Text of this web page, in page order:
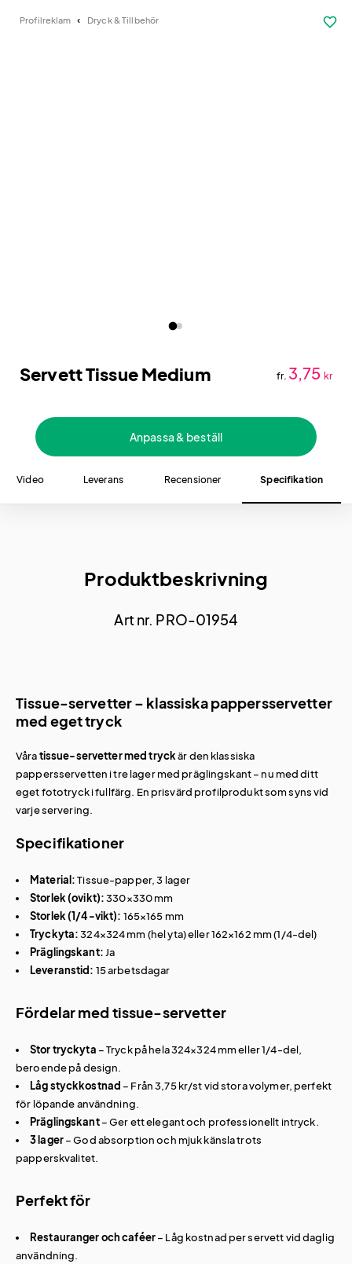
Profilreklam Dryck & Tillbehör favorite_border
Servett Tissue Medium fr. 3,75 kr
Anpassa & beställ
Video Leverans Recensioner Specifikation
Produktbeskrivning
Art nr. PRO-01954
Tissue-servetter – klassiska pappersservetter
med eget tryck
Våratissue-servetter med tryckär den klassiska
pappersservetten i tre lager med präglingskant – nu med ditt
eget fototryck i fullfärg. En prisvärd profilprodukt som syns vid
varje servering.
Specifikationer
Material:Tissue-papper, 3 lager
Storlek (ovikt):330×330 mm
Storlek (1/4-vikt): 165×165 mm
Tryckyta:324×324 mm (hel yta) eller 162×162 mm (1/4-del)
Präglingskant: Ja
Leveranstid: 15 arbetsdagar
Fördelar med tissue-servetter
Stor tryckyta – Tryck på hela 324×324 mm eller 1/4-del,
beroende på design.
Låg styckkostnad – Från 3,75 kr/st vid stora volymer, perfekt
för löpande användning.
Präglingskant– Ger ett elegant och professionellt intryck.
3 lager– God absorption och mjuk känsla trots
papperskvalitet.
Perfekt för
Restauranger och caféer– Låg kostnad per servett vid daglig
användning.